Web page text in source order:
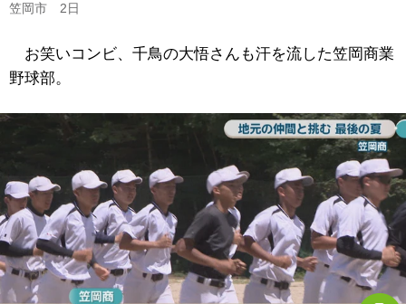
笠岡市 2日
お笑いコンビ、千鳥の大悟さんも汗を流した笠岡商業
野球部。